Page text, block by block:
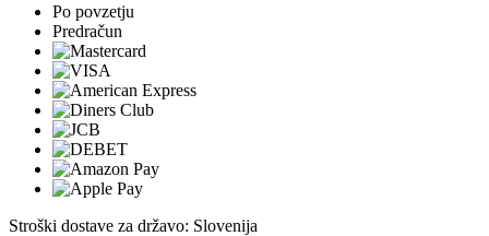
Po povzetju
Predračun
Stroški dostave za državo: Slovenija